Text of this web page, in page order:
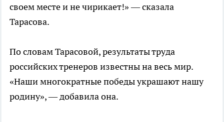
своем месте и не чирикает!» — сказала
Тарасова.
По словам Тарасовой, результаты труда
российских тренеров известны на весь мир.
«Наши многократные победы украшают нашу
родину», — добавила она.